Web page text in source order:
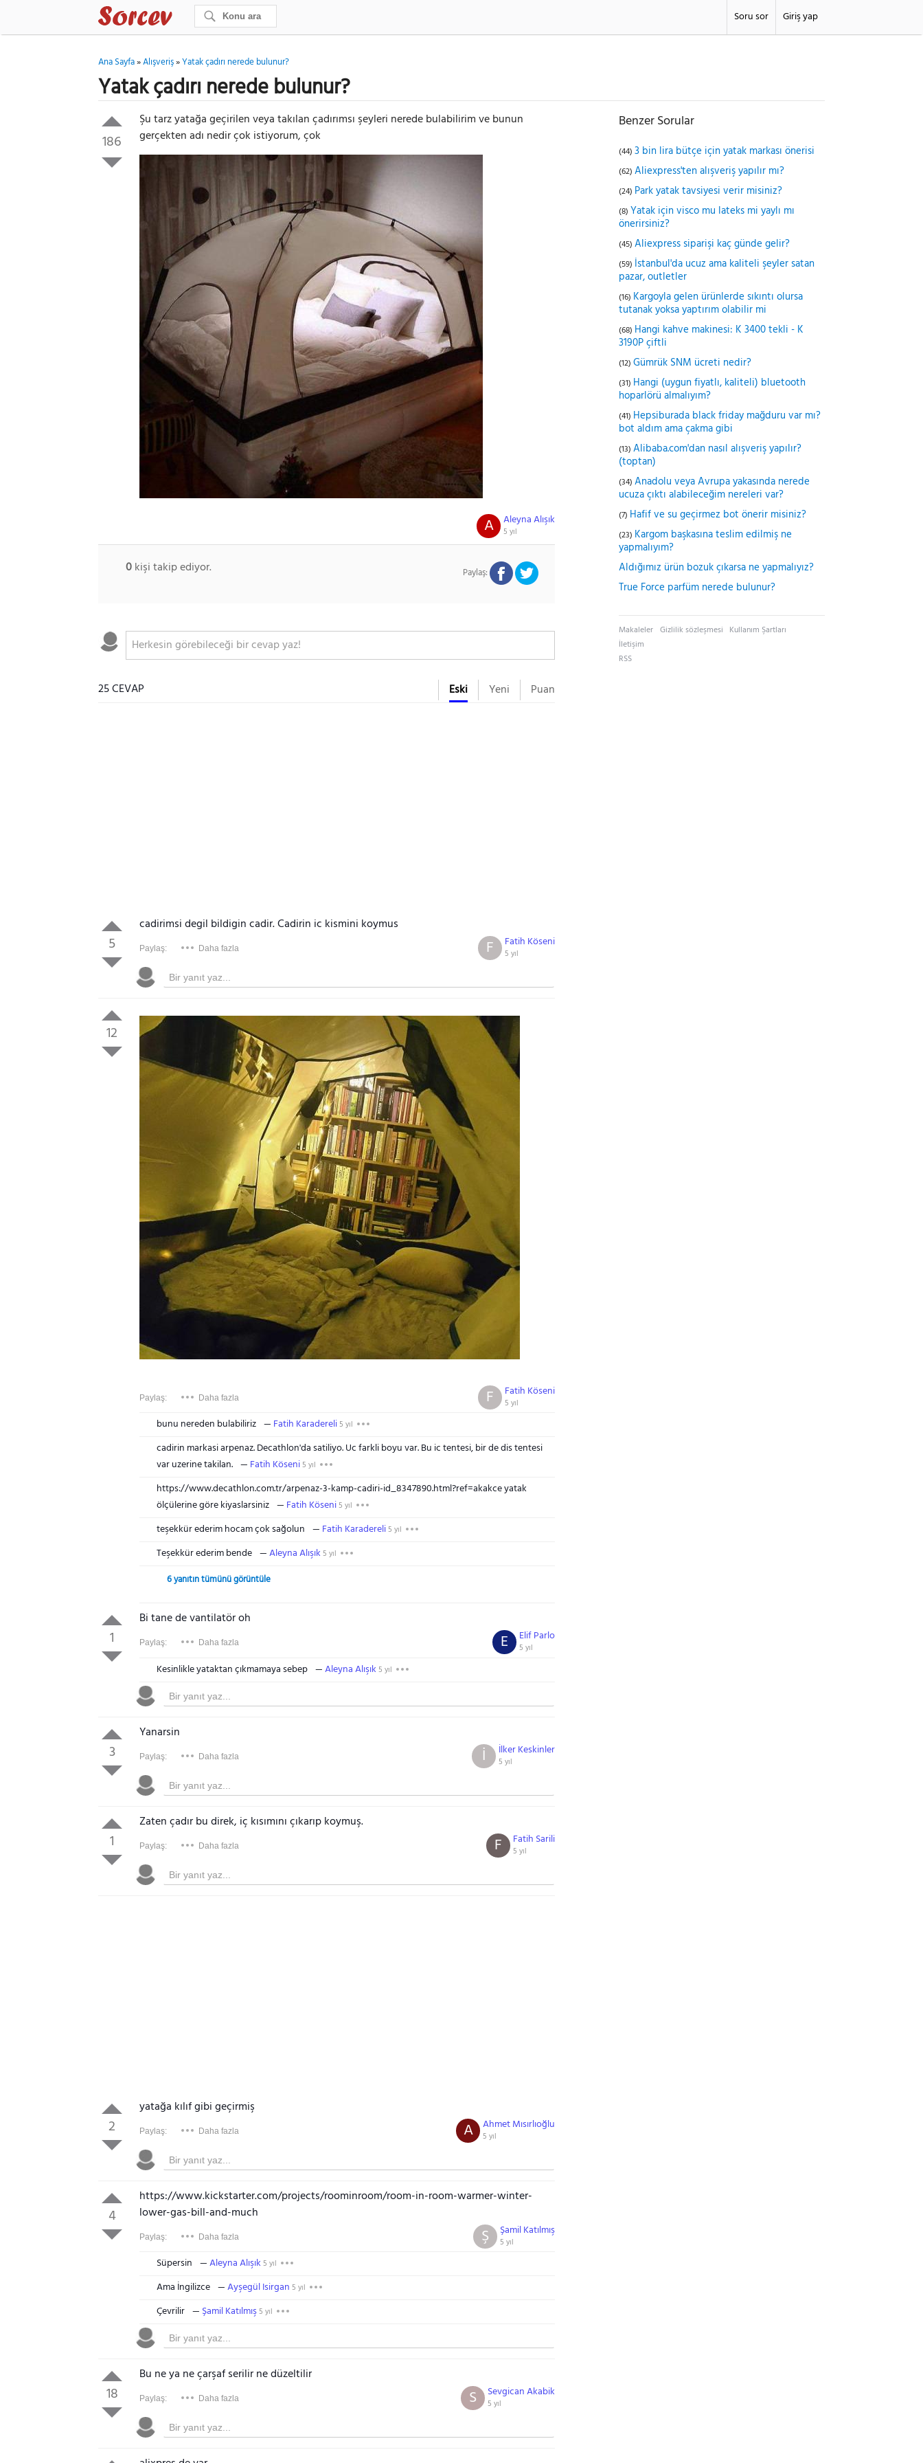
Giriş yap
Soru sor
Ana Sayfa»Alışveriş»Yatak çadırı nerede bulunur?
Yatak çadırı nerede bulunur?
186
Şu tarz yatağa geçirilen veya takılan çadırımsı şeyleri nerede bulabilirim ve bunun
gerçekten adı nedir çok istiyorum, çok
Aleyna Alışık
5 yıl
A
0kişi takip ediyor. Paylaş:
25 CEVAP Eski Yeni Puan
5
cadirimsi degil bildigin cadir. Cadirin ic kismini koymus
Paylaş: Daha fazla Fatih Köseni
5 yıl
F
12
Paylaş: Daha fazla Fatih Köseni
5 yıl
F
bunu nereden bulabiliriz Fatih Karadereli5 yıl
cadirin markasi arpenaz. Decathlon'da satiliyo. Uc farkli boyu var. Bu ic tentesi, bir de dis tentesi
var uzerine takilan.
Fatih Köseni5 yıl
https://www.decathlon.com.tr/arpenaz-3-kamp-cadiri-id_8347890.html?ref=akakce yatak
ölçülerine göre kiyaslarsiniz
Fatih Köseni5 yıl
teşekkür ederim hocam çok sağolun Fatih Karadereli5 yıl
Teşekkür ederim bende Aleyna Alışık 5 yıl
6 yanıtın tümünü görüntüle
1
Bi tane de vantilatör oh
Paylaş: Daha fazla Elif Parlo
5 yıl
E
Kesinlikle yataktan çıkmamaya sebep Aleyna Alışık 5 yıl
3
Yanarsin
Paylaş: Daha fazla İlker Keskinler
5 yıl
İ
1
Zaten çadır bu direk, iç kısımını çıkarıp koymuş.
Paylaş: Daha fazla Fatih Sarili
5 yıl
F
2
yatağa kılıf gibi geçirmiş
Paylaş: Daha fazla Ahmet Mısırlıoğlu
5 yıl
A
4
https://www.kickstarter.com/projects/roominroom/room-in-room-warmer-winter-
lower-gas-bill-and-much
Paylaş: Daha fazla Şamil Katılmış
5 yıl
Ş
Süpersin Aleyna Alışık 5 yıl
Ama İngilizce Ayşegül Isirgan 5 yıl
Çevrilir Şamil Katılmış5 yıl
18
Bu ne ya ne çarşaf serilir ne düzeltilir
Paylaş: Daha fazla Sevgican Akabik
5 yıl
S
Benzer Sorular
(44) 3 bin lira bütçe için yatak markası önerisi
(62) Aliexpress'ten alışveriş yapılır mı?
(24) Park yatak tavsiyesi verir misiniz?
(8) Yatak için visco mu lateks mi yaylı mı
önerirsiniz?
(45) Aliexpress siparişi kaç günde gelir?
(59) İstanbul'da ucuz ama kaliteli şeyler satan
pazar, outletler
(16) Kargoyla gelen ürünlerde sıkıntı olursa
tutanak yoksa yaptırım olabilir mi
(68) Hangi kahve makinesi: K 3400 tekli - K
3190P çiftli
(12) Gümrük SNM ücreti nedir?
(31) Hangi (uygun fiyatlı, kaliteli) bluetooth
hoparlörü almalıyım?
(41) Hepsiburada black friday mağduru var mı?
bot aldım ama çakma gibi
(13) Alibaba.com'dan nasıl alışveriş yapılır?
(toptan)
(34) Anadolu veya Avrupa yakasında nerede
ucuza çıktı alabileceğim nereleri var?
(7) Hafif ve su geçirmez bot önerir misiniz?
(23) Kargom başkasına teslim edilmiş ne
yapmalıyım?
Aldığımız ürün bozuk çıkarsa ne yapmalıyız?
True Force parfüm nerede bulunur?
Makaleler Gizlilik sözleşmesi Kullanım Şartları
İletişim
RSS